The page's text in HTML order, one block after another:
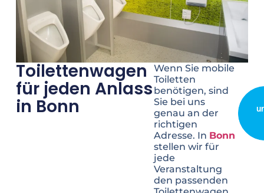
Toilettenwagen
für jeden Anlass
in Bonn
Wenn Sie mobile
Toiletten
benötigen, sind
Sie bei uns
genau an der
richtigen
Adresse. In Bonn
stellen wir für
jede
Veranstaltung
den passenden